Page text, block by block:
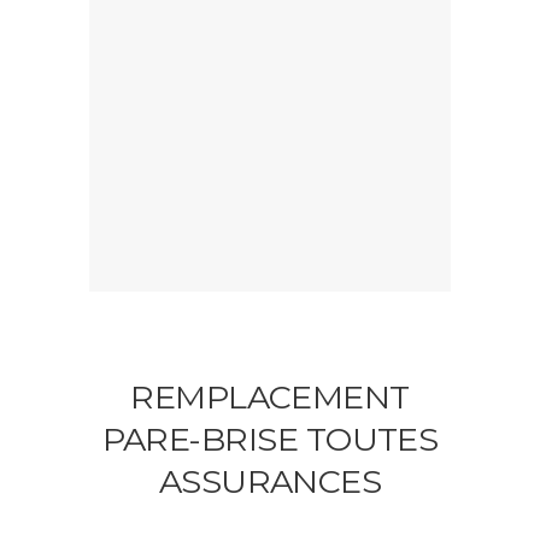
REMPLACEMENT
PARE-BRISE TOUTES
ASSURANCES